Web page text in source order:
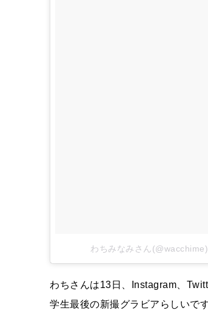
わちみなみさん
わちさんは13日、Instagram、
学生最後の新撮グラビアらしいで